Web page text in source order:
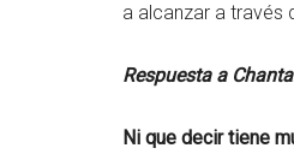
a alcanzar a través
Respuesta a
Ni que decir tiene